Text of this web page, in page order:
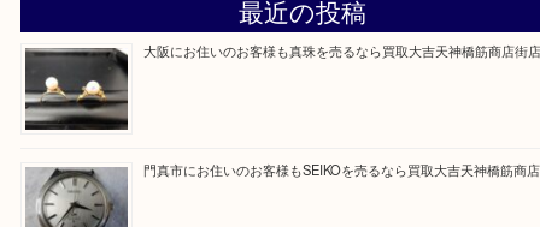
買取専門大吉の天神橋筋商店街店に来てよかったと
ただけるよう一点一点を丁寧に査定いたします。